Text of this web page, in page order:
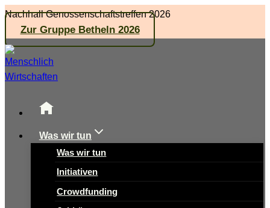
Zum
Inhalt
springen
Nachhall Genossenschaftstreffen 2026
Zur Gruppe Betheln 2026
Was wir tun
Was wir tun
Initiativen
Crowdfunding